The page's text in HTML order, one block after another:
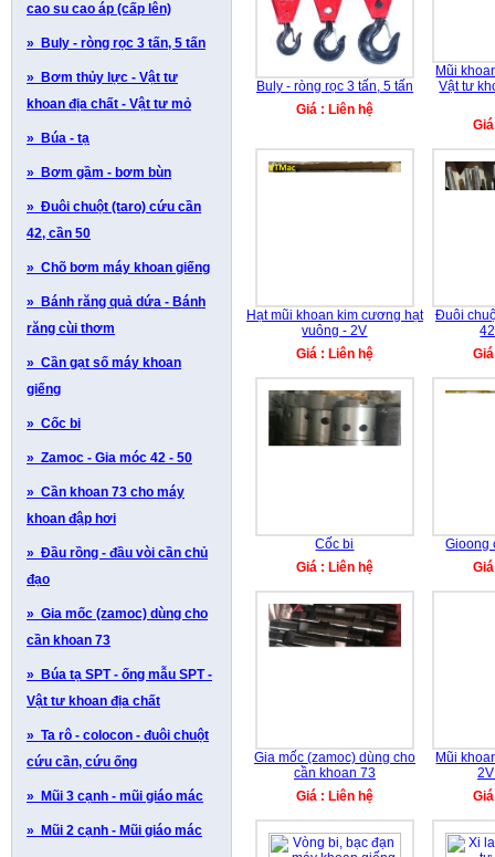
cao su cao áp (cấp lên)
» Buly - ròng rọc 3 tấn, 5 tấn
» Bơm thủy lực - Vật tư
khoan địa chất - Vật tư mỏ
» Búa - tạ
» Bơm gầm - bơm bùn
» Đuôi chuột (taro) cứu cần
42, cần 50
» Chõ bơm máy khoan giếng
» Bánh răng quả dứa - Bánh
răng cùi thơm
» Cần gạt số máy khoan
giếng
» Cốc bi
» Zamoc - Gia móc 42 - 50
» Cần khoan 73 cho máy
khoan đập hơi
» Đầu rồng - đầu vòi cần chủ
đạo
» Gia mốc (zamoc) dùng cho
cần khoan 73
» Búa tạ SPT - ống mẫu SPT -
Vật tư khoan địa chất
» Ta rô - colocon - đuôi chuột
cứu cần, cứu ống
» Mũi 3 cạnh - mũi giáo mác
» Mũi 2 cạnh - Mũi giáo mác
Buly - ròng rọc 3 tấn, 5 tấn
Giá : Liên hệ
Mũi
Vật tư
Hạt mũi khoan kim cương hạt
vuông - 2V
Giá : Liên hệ
Đuôi
Cốc bi
Giá : Liên hệ
Gioong
Gia mốc (zamoc) dùng cho
cần khoan 73
Giá : Liên hệ
Mũi